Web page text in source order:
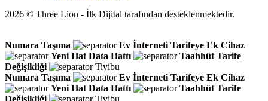
2026 © Three Lion - İlk Dijital tarafından desteklenmektedir.
Numara Taşıma Ev İnterneti Tarifeye Ek Cihaz
Yeni Hat Data Hattı Taahhüt Tarife
Değişikliği
Tivibu
Numara Taşıma
Ev İnterneti Tarifeye Ek Cihaz
Yeni Hat Data Hattı Taahhüt Tarife